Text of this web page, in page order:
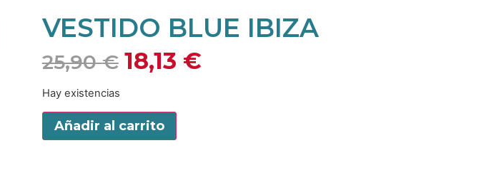
VESTIDO BLUE IBIZA
25,90€ 18,13 €
Hay existencias
Añadir al carrito